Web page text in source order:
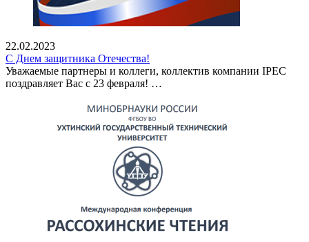
22.02.2023
С Днем защитника Отечества!
Уважаемые партнеры и коллеги, коллектив компании IPEC
поздравляет Вас с 23 февраля! …